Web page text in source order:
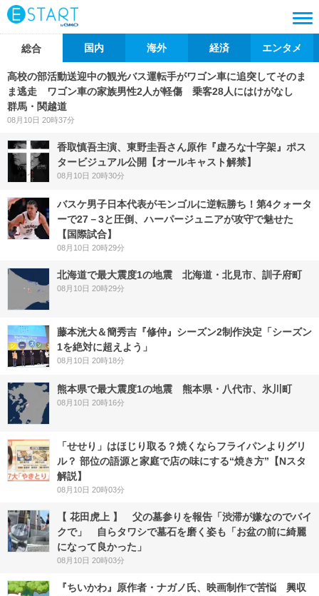
総合 国内 海外 経済 エンタメ
高校の部活動送迎中の観光バス運転手がワゴン車に追突してそのま
ま逃走 ワゴン車の家族男性2人が軽傷 乗客28人にはけがなし
群馬・関越道
08月10日 20時37分
香取慎吾主演、東野圭吾さん原作『虚ろな十字架』ポス
タービジュアル公開【オールキャスト解禁】
08月10日 20時30分
バスケ男子日本代表がモンゴルに逆転勝ち！第4クォータ
ーで27－3と圧倒、ハーパージュニアが攻守で魅せた
【国際試合】
08月10日 20時29分
北海道で最大震度1の地震 北海道・北見市、訓子府町
08月10日 20時29分
藤本洸大＆簡秀吉『修仲』シーズン2制作決定「シーズン
1を絶対に超えよう」
08月10日 20時18分
熊本県で最大震度1の地震 熊本県・八代市、氷川町
08月10日 20時16分
「せせり」はほじり取る？焼くならフライパンよりグリ
ル？ 部位の語源と家庭で店の味にする“焼き方”【Nスタ
解説】
08月10日 20時03分
【 花田虎上 】 父の墓参りを報告「渋滞が嫌なのでバイ
クで」 自らタワシで墓石を磨く姿も「お盆の前に綺麗
になって良かった」
08月10日 20時03分
『ちいかわ』原作者・ナガノ氏、映画制作で苦悩 興収